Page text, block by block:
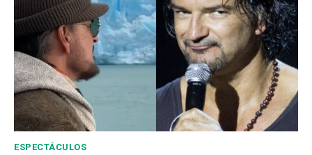
ESPECTÁCULOS